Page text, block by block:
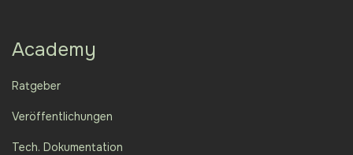
Academy
Ratgeber
Veröffentlichungen
Tech. Dokumentation